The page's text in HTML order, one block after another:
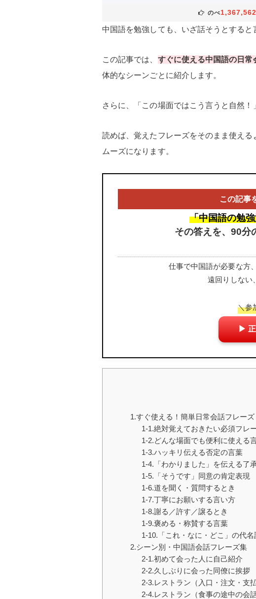
のべ1,367,562
中国語を勉強しても、いざ話そうとする
この記事では、 すぐに使える中国語の日常
体的なシーンごとに紹介します。
さらに、「この場面ではこう言うと自然！
読めば、覚えたフレーズをそのまま使え
ムーズになります。
この記事
「中国語の勉
その答えを、 90分
仕事で中国語が必要な方
遠回りしない
＼参
▶
1.すぐ使える！簡単日常会話フレーズ
1-1.絶対覚えておきたい必須フレ
1-2.どんな場面でも便利に使える
1-3.ハッキリ伝える否定の言葉
1-4.「わかりました」を伝える了
1-5.「そうです」同意の肯定表現
1-6.道を聞く・質問するとき
1-7.丁寧にお願いする言い方
1-8.謝る／許す／譲るとき
1-9.褒める・称賛する言葉
1-10.「これ・なに・どこ」の代
2.シーン別・中国語会話フレーズ集
2-1.初めて会った人に自己紹介
2-2.久しぶりに会った同僚に挨拶
2-3.レストラン（入口・注文・支払
2-4.レストラン（食事の途中の会話